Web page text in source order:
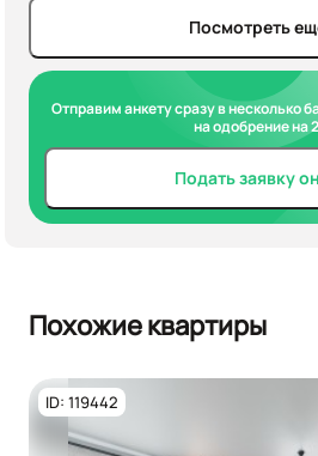
Посмотреть
Отправим анкету сразу в несколько
на одобрение на
Подать заявку
Похожие квартиры
ID: 119442